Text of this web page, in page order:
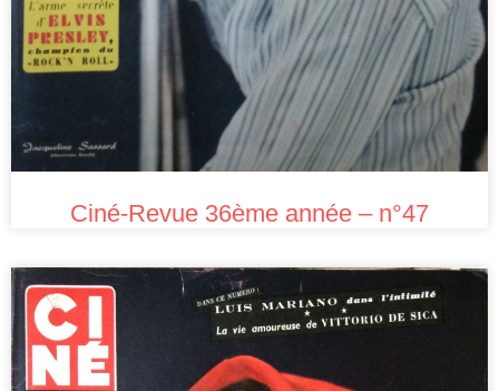
Ciné-Revue 36ème année – n°47